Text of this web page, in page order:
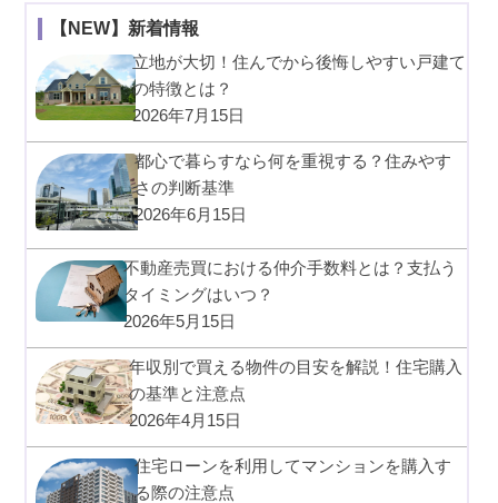
【NEW】新着情報
立地が大切！住んでから後悔しやすい戸建て
の特徴とは？
2026年7月15日
都心で暮らすなら何を重視する？住みやす
さの判断基準
2026年6月15日
不動産売買における仲介手数料とは？支払う
タイミングはいつ？
2026年5月15日
年収別で買える物件の目安を解説！住宅購入
の基準と注意点
2026年4月15日
住宅ローンを利用してマンションを購入す
る際の注意点